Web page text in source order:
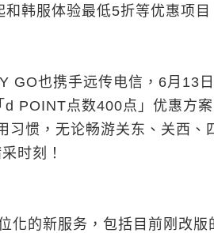
韩服体验最低5折等优惠项目
也携手远传电信，6月13
POINT点数400点」优惠方案
习惯，无论畅游关东、关西、
时刻！
的新服务，包括目前刚改版